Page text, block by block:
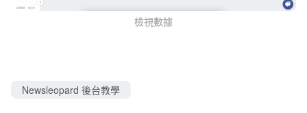
檢視數據
Newsleopard 後台教學